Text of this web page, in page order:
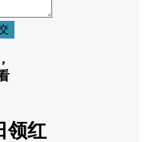
领红